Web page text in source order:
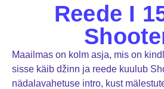
Reede I
Maailmas on kolm asja, mis on
sisse käib džinn ja reede kuulub
nädalavahetuse intro, kust